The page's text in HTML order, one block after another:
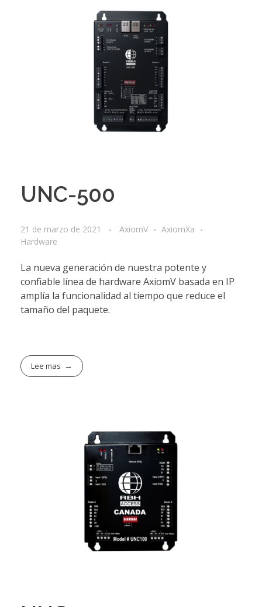
UNC-500
21 de marzo de 2021 AxiomV
AxiomXa
Hardware
La nueva generación de nuestra potente y
confiable línea de hardware AxiomV basada en IP
amplía la funcionalidad al tiempo que reduce el
tamaño del paquete.
Lee mas